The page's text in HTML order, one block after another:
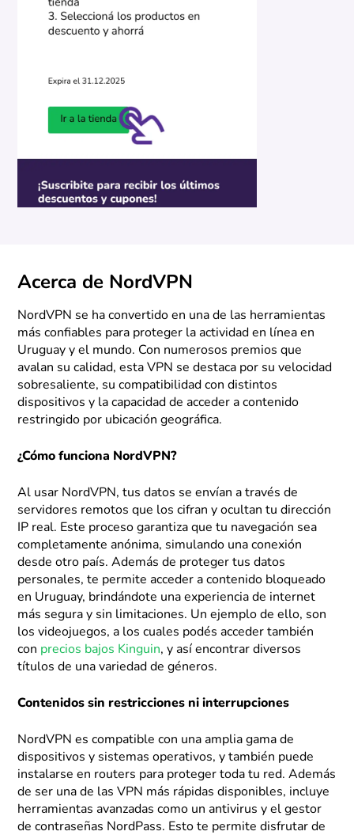
Acerca de NordVPN
NordVPN se ha convertido en una de las herramientas
más confiables para proteger la actividad en línea en
Uruguay y el mundo. Con numerosos premios que
avalan su calidad, esta VPN se destaca por su velocidad
sobresaliente, su compatibilidad con distintos
dispositivos y la capacidad de acceder a contenido
restringido por ubicación geográfica.
¿Cómo funciona NordVPN?
Al usar NordVPN, tus datos se envían a través de
servidores remotos que los cifran y ocultan tu dirección
IP real. Este proceso garantiza que tu navegación sea
completamente anónima, simulando una conexión
desde otro país. Además de proteger tus datos
personales, te permite acceder a contenido bloqueado
en Uruguay, brindándote una experiencia de internet
más segura y sin limitaciones. Un ejemplo de ello, son
los videojuegos, a los cuales podés acceder también
con precios bajos Kinguin, y así encontrar diversos
títulos de una variedad de géneros.
Contenidos sin restricciones ni interrupciones
NordVPN es compatible con una amplia gama de
dispositivos y sistemas operativos, y también puede
instalarse en routers para proteger toda tu red. Además
de ser una de las VPN más rápidas disponibles, incluye
herramientas avanzadas como un antivirus y el gestor
de contraseñas NordPass. Esto te permite disfrutar de